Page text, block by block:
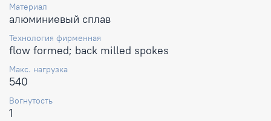
Материал
алюминиевый сплав
Технология фирменная
flow formed; back milled spokes
Макс. нагрузка
540
Вогнутость
1